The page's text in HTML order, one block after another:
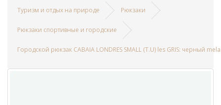
Туризм и отдых на природе Рюкзаки
Рюкзаки спортивные и городские
Городской рюкзак CABAIA LONDRES SMALL (T.U) les GRIS: черный